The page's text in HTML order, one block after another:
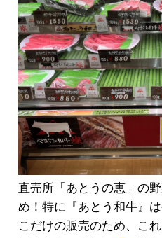
直売所「あとうの恵」の
め！特に『あとう和牛』
こだけの販売のため、こ